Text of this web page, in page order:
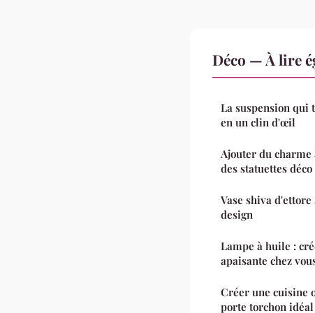
Déco — À lire
La suspension qui
en un clin d'œil
Ajouter du charme
des statuettes déco
Vase shiva
design
Lampe à huile :
apaisante chez
Créer une cuisine
porte torchon idéal